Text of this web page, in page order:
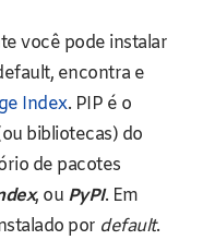
você pode instalar
encontra e
Index. PIP é o
bibliotecas) do
de pacotes
, ou PyPI. Em
por default.